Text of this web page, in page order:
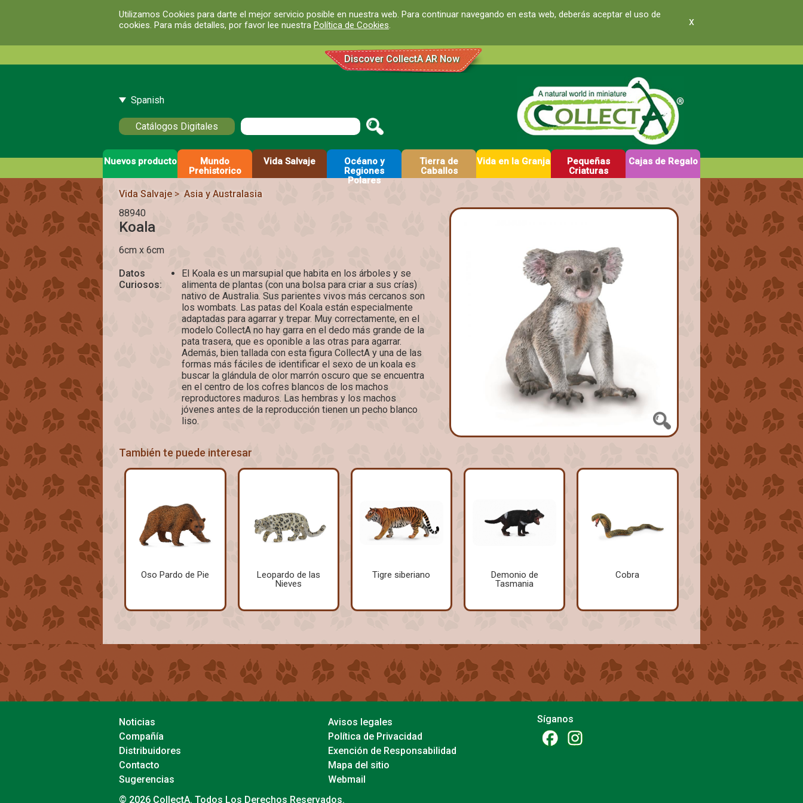
Utilizamos Cookies para darte el mejor servicio posible en nuestra web. Para continuar navegando en esta web, deberás aceptar el uso de
cookies. Para más detalles, por favor lee nuestra Política de Cookies. x
Discover CollectA AR Now
Spanish
Catálogos Digitales
Nuevos producto
Mundo
Prehistorico
Vida Salvaje
Océano y
Regiones
Polares
Tierra de
Caballos
Vida en la Granja
Pequeñas
Criaturas
Cajas de Regalo
Vida Salvaje> Asia y Australasia
88940
Koala
6cm x 6cm
Datos
Curiosos:
El Koala es un marsupial que habita en los árboles y se
alimenta de plantas (con una bolsa para criar a sus crías)
nativo de Australia. Sus parientes vivos más cercanos son
los wombats. Las patas del Koala están especialmente
adaptadas para agarrar y trepar. Muy correctamente, en el
modelo CollectA no hay garra en el dedo más grande de la
pata trasera, que es oponible a las otras para agarrar.
Además, bien tallada con esta figura CollectA y una de las
formas más fáciles de identificar el sexo de un koala es
buscar la glándula de olor marrón oscuro que se encuentra
en el centro de los cofres blancos de los machos
reproductores maduros. Las hembras y los machos
jóvenes antes de la reproducción tienen un pecho blanco
liso.
También te puede interesar
Oso Pardo de Pie
Leopardo de las
Nieves
Tigre siberiano
Demonio de
Tasmania
Cobra
Noticias
Compañía
Distribuidores
Contacto
Sugerencias
Avisos legales
Política de Privacidad
Exención de Responsabilidad
Mapa del sitio
Webmail
Síganos
© 2026 CollectA. Todos Los Derechos Reservados.